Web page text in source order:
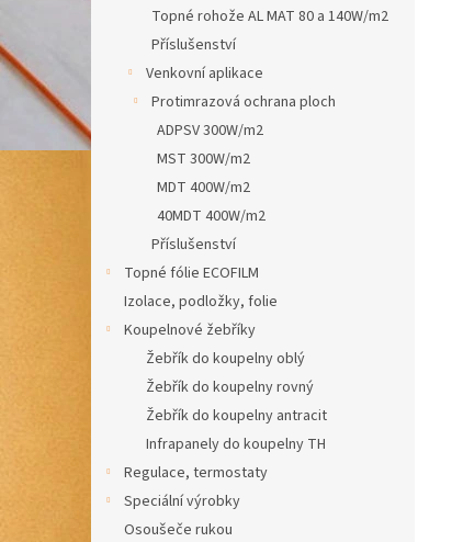
Topné rohože AL MAT 80 a 140W/m2
Příslušenství
Venkovní aplikace
Protimrazová ochrana ploch
ADPSV 300W/m2
MST 300W/m2
MDT 400W/m2
40MDT 400W/m2
Příslušenství
Topné fólie ECOFILM
Izolace, podložky, folie
Koupelnové žebříky
Žebřík do koupelny oblý
Žebřík do koupelny rovný
Žebřík do koupelny antracit
Infrapanely do koupelny TH
Regulace, termostaty
Speciální výrobky
Osoušeče rukou